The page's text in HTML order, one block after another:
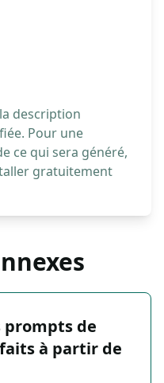
description
Pour une
ce qui sera généré,
gratuitement
prompts de
à partir de